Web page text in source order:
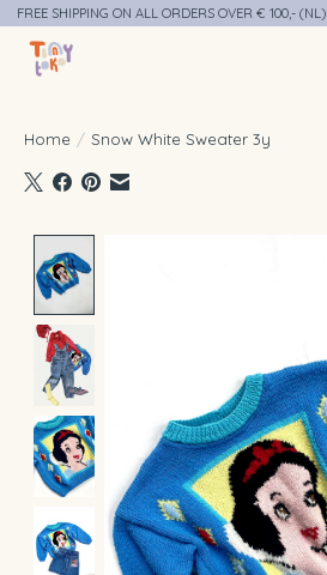
FREE SHIPPING ON ALL ORDERS OVER € 100,- (NL)
Home / Snow White Sweater 3y